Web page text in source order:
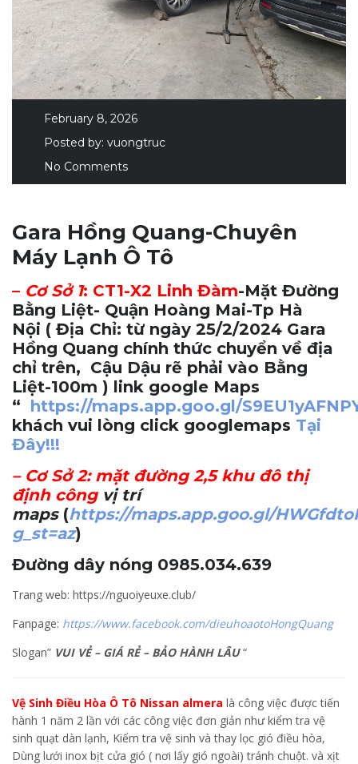
February 8, 2026
Posted by: vuongtruc
No Comments
Gara Hồng Quang-Chuyên
Máy Lạnh Ô Tô
– Cơ Sở 1: CT1-X2 Linh Đàm-Mặt Đường
Bằng Liệt- Quận Hoàng Mai-Tp Hà
Nội ( Địa Chỉ: từ ngày 25/2/2024 Gara
Hồng Quang chính thức chuyển về địa
chỉ trên, Cậu Dậu rẽ phải vào Bằng
Liệt-100m ) link google Maps
“ https://maps.app.goo.gl/
khách vui lòng click googlemaps Tại
Đây!!!
– Cơ Sở 2: mặt đường 2,5 khu đô thị
định côngvị trí
maps(https://maps.app.goo.gl/
g_st=az)
Đường dây nóng 0985.034.639
Trang web: https://nguoiyeuxe.club/
Fanpage: https://www.facebook.com/dieuhoaotoHongQuang
Slogan” VUI VẺ – GIÁ RẺ – BẢO HÀNH LÂU “
Vệ Sinh Điều Hòa Ô Tô Nissan almera là công việc được tiến
hành 1 năm 2 lần với các công việc đơn giản như kiểm tra vệ
sinh quạt dàn lạnh, Kiểm tra vệ sinh và thay lọc gió điều hòa,
Dùng lưới inox bịt cửa gió ( nơi lấy gió ngoài) tránh chuột. và xịt